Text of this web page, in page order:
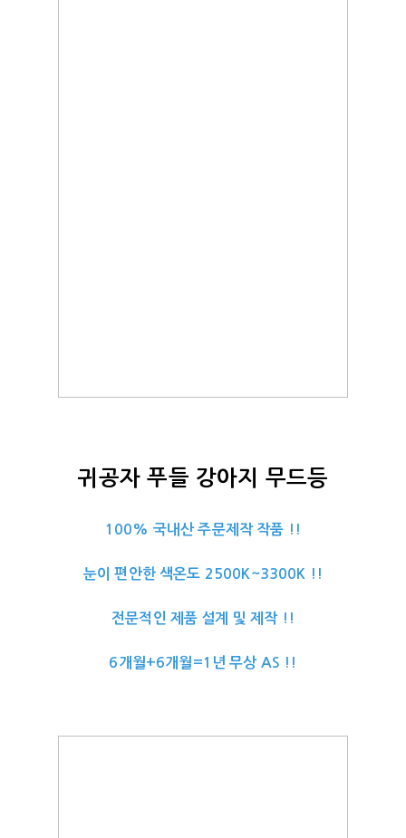
귀공자 푸들 강아지 무드등
100% 국내산 주문제작 작품 !!
눈이 편안한 색온도 2500K~3300K !!
전문적인 제품 설계 및 제작 !!
6개월+6개월=1년 무상 AS !!